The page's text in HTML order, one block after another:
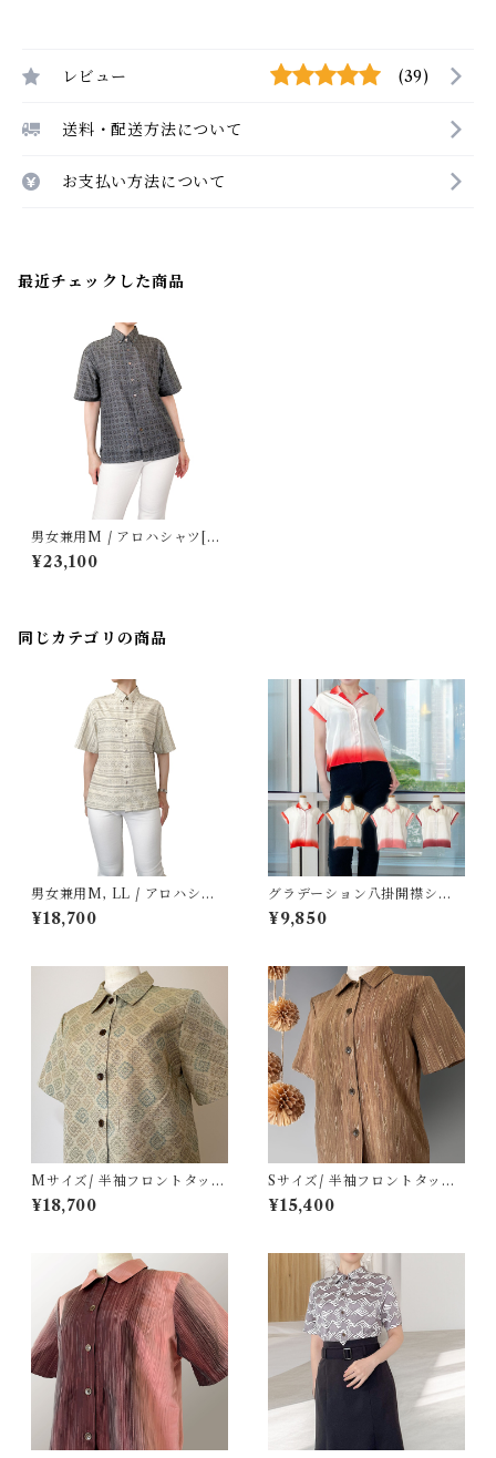
レビュー (39)
送料・配送方法について
お支払い方法について
最近チェックした商品
男女兼用M / アロハシャツ[割
込絣大島紬ダークグレー丸模
様]
¥23,100
同じカテゴリの商品
男女兼用M, LL / アロハシャ
ツ[アイボリーに幾何学絣手織
り紬]
¥18,700
グラデーション八掛開襟シャ
ツ -レディース
¥9,850
Mサイズ/ 半袖フロントタック
ブラウス[カーキ色菱模様西陣
お召]
¥18,700
Sサイズ/ 半袖フロントタック
ブラウス[ブラウン雨簾よろけ
縞]
¥15,400